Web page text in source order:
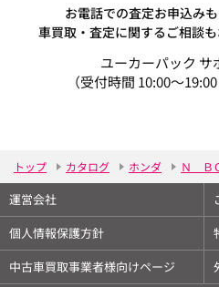
お電話での査定お申込み
車買取・査定に関するご相談
ユーカーパック サ
（受付時間 10:00～
トップ カタログ ホンダ Ｎ Ｂ
運営会社
個人情報保護方針
中古車買取事業者様向けページ